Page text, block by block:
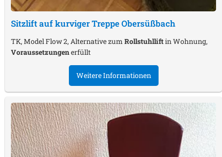
Sitzlift auf kurviger TreppeObersüßbach
TK, Model Flow 2, Alternative zum Rollstuhlliftin Wohnung,
Voraussetzungenerfüllt
Weitere Informationen